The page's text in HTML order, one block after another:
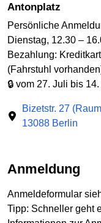
Antonplatz
Persönliche
Dienstag, 12.30 –
Bezahlung:
(Fahrstuhl
🔒 vom 27. Juli bis
Bizetstr. 27
13088 Berlin
Anmeldung
Anmeldeformular
Tipp: Schneller geht